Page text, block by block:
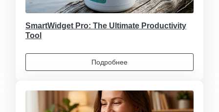
SmartWidget Pro: The Ultimate Productivity
Tool
Подробнее